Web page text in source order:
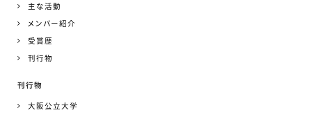
主な活動
メンバー紹介
受賞歴
刊行物
刊行物
大阪公立大学